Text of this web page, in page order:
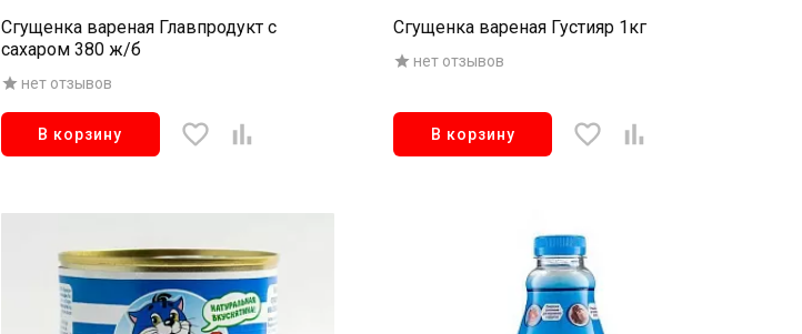
Сгущенка вареная Главпродукт с
сахаром 380 ж/б
нет отзывов
В корзину
Сгущенка вареная Густияр 1кг
нет отзывов
В корзину